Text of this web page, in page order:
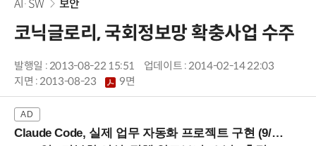
AI·SW 보안
코닉글로리, 국회정보망 확충사업 수주
발행일 : 2013-08-22 15:51
업데이트 : 2014-02-14 22:03
지면 :2013-08-23 9면
Claude Code, 실제 업무 자동화 프로젝트 구현 (9/16 ~17 강남역)